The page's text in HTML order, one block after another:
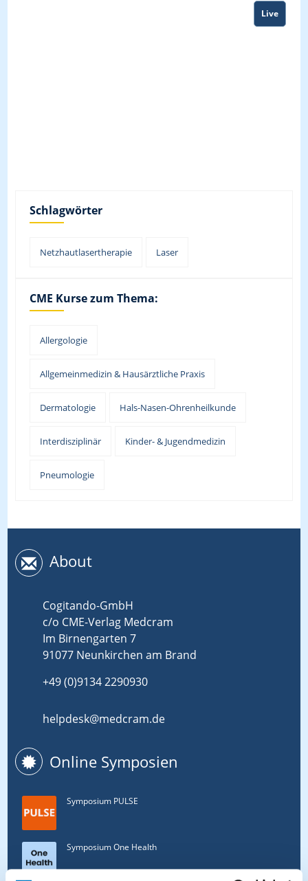
Live
Schlagwörter
Netzhautlasertherapie Laser
CME Kurse zum Thema:
Allergologie
Allgemeinmedizin & Hausärztliche Praxis
Dermatologie Hals-Nasen-Ohrenheilkunde
Interdisziplinär Kinder- & Jugendmedizin
Pneumologie
About
Cogitando-GmbH
c/o CME-Verlag Medcram
Im Birnengarten 7
91077 Neunkirchen am Brand
+49 (0)9134 2290930
helpdesk@medcram.de
Online Symposien
Symposium PULSE
Symposium One Health